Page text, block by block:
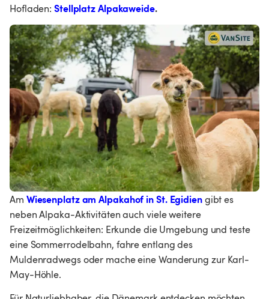
Hofladen: Stellplatz Alpakaweide.
Am Wiesenplatz am Alpakahof in St. Egidiengibt es
neben Alpaka-Aktivitäten auch viele weitere
Freizeitmöglichkeiten: Erkunde die Umgebung und teste
eine Sommerrodelbahn, fahre entlang des
Muldenradwegs oder mache eine Wanderung zur Karl-
May-Höhle.